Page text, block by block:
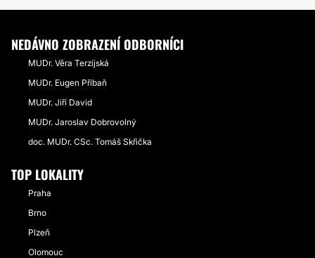
NEDÁVNO ZOBRAZENÍ ODBORNÍCI
MUDr. Věra Terzijská
MUDr. Eugen Příbaň
MUDr. Jiří David
MUDr. Jaroslav Dobrovolný
doc. MUDr. CSc. Tomáš Skřička
TOP LOKALITY
Praha
Brno
Plzeň
Olomouc